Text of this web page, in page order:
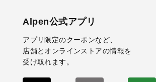
Alpen公式アプリ
アプリ限定のクーポンなど、
店舗とオンラインストアの情報を
受け取れます。